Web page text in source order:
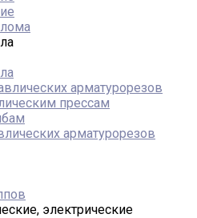
арматурорезов
прессам
арматурорезов
электрические